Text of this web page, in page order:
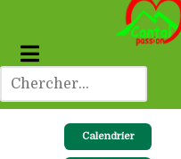
Calendrier